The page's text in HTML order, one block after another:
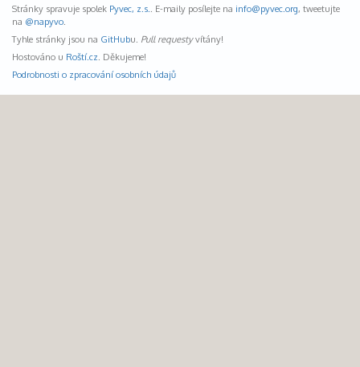
Stránky spravuje spolek Pyvec, z.s. . E-maily posílejte na info@pyvec.org, tweetujte
na @napyvo
Tyhle stránky jsou na GitHubu. Pull requestyvítány!
Hostováno u Roští.cz . Děkujeme!
Podrobnosti o zpracování osobních údajů